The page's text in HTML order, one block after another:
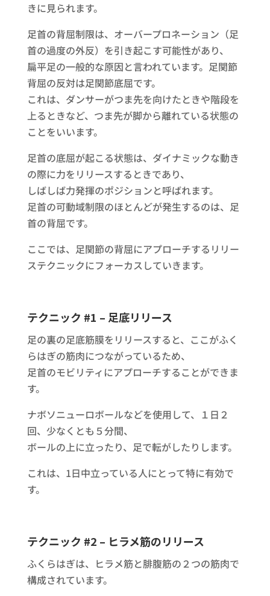
きに見られます。
足首の背屈制限は、オーバープロネーション（足
首の過度の外反）を引き起こす可能性があり、
扁平足の一般的な原因と言われています。足関節
背屈の反対は足関節底屈です。
これは、ダンサーがつま先を向けたときや階段を
上るときなど、つま先が脚から離れている状態の
ことをいいます。
足首の底屈が起こる状態は、ダイナミックな動き
の際に力をリリースするときであり、
しばしば力発揮のポジションと呼ばれます。
足首の可動域制限のほとんどが発生するのは、足
首の背屈です。
ここでは、足関節の背屈にアプローチするリリー
ステクニックにフォーカスしていきます。
テクニック #1 – 足底リリース
足の裏の足底筋膜をリリースすると、ここがふく
らはぎの筋肉につながっているため、
足首のモビリティにアプローチすることができま
す。
ナボソニューロボールなどを使用して、１日２
回、少なくとも５分間、
ボールの上に立ったり、足で転がしたりします。
これは、1日中立っている人にとって特に有効で
す。
テクニック #2 – ヒラメ筋のリリース
ふくらはぎは、ヒラメ筋と腓腹筋の２つの筋肉で
構成されています。